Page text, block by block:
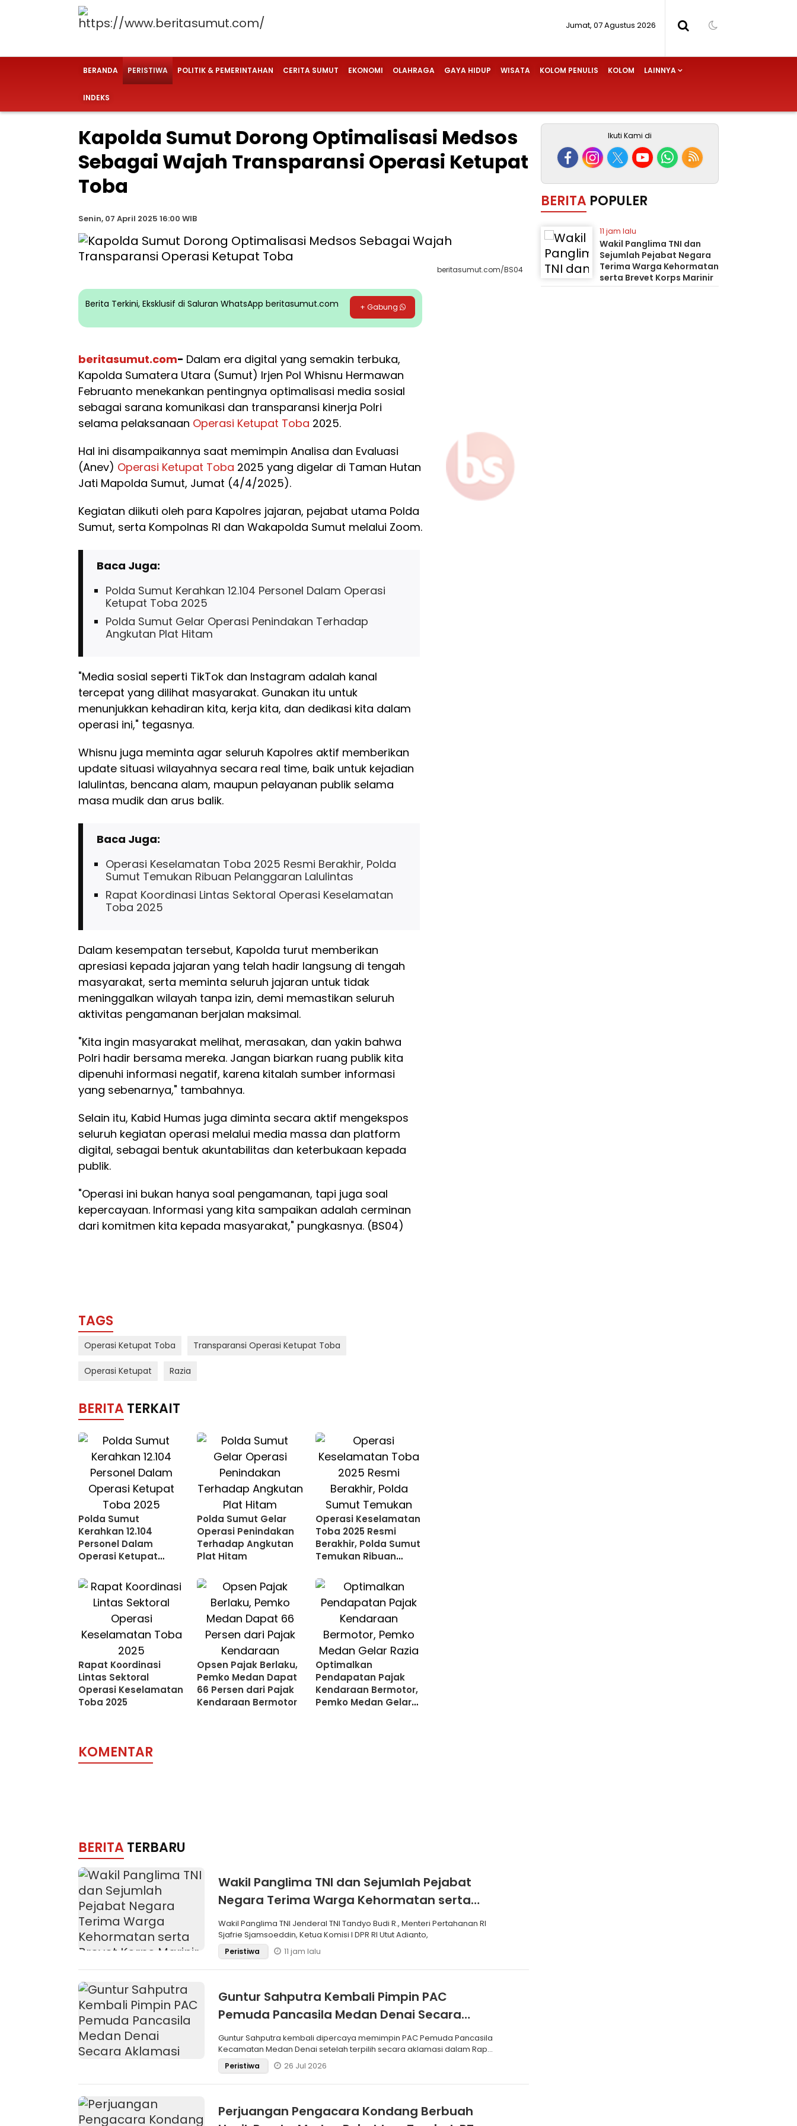
Jumat, 07 Agustus 2026
BERANDA PERISTIWA POLITIK & PEMERINTAHAN CERITA SUMUT EKONOMI OLAHRAGA GAYA HIDUP WISATA KOLOM PENULIS KOLOM LAINNYA
INDEKS
Kapolda Sumut Dorong Optimalisasi Medsos
Sebagai Wajah Transparansi Operasi Ketupat
Toba
Senin, 07 April 2025 16:00 WIB
beritasumut.com/BS04
Berita Terkini, Eksklusif di Saluran WhatsApp beritasumut.com + Gabung
beritasumut.com- Dalam era digital yang semakin terbuka,
Kapolda Sumatera Utara (Sumut) Irjen Pol Whisnu Hermawan
Februanto menekankan pentingnya optimalisasi media sosial
sebagai sarana komunikasi dan transparansi kinerja Polri
selama pelaksanaan Operasi Ketupat Toba 2025.
Hal ini disampaikannya saat memimpin Analisa dan Evaluasi
(Anev) Operasi Ketupat Toba 2025 yang digelar di Taman Hutan
Jati Mapolda Sumut, Jumat (4/4/2025).
Kegiatan diikuti oleh para Kapolres jajaran, pejabat utama Polda
Sumut, serta Kompolnas RI dan Wakapolda Sumut melalui Zoom.
Baca Juga:
Polda Sumut Kerahkan 12.104 Personel Dalam Operasi
Ketupat Toba 2025
Polda Sumut Gelar Operasi Penindakan Terhadap
Angkutan Plat Hitam
"Media sosial seperti TikTok dan Instagram adalah kanal
tercepat yang dilihat masyarakat. Gunakan itu untuk
menunjukkan kehadiran kita, kerja kita, dan dedikasi kita dalam
operasi ini," tegasnya.
Whisnu juga meminta agar seluruh Kapolres aktif memberikan
update situasi wilayahnya secara real time, baik untuk kejadian
lalulintas, bencana alam, maupun pelayanan publik selama
masa mudik dan arus balik.
Baca Juga:
Operasi Keselamatan Toba 2025 Resmi Berakhir, Polda
Sumut Temukan Ribuan Pelanggaran Lalulintas
Rapat Koordinasi Lintas Sektoral Operasi Keselamatan
Toba 2025
Dalam kesempatan tersebut, Kapolda turut memberikan
apresiasi kepada jajaran yang telah hadir langsung di tengah
masyarakat, serta meminta seluruh jajaran untuk tidak
meninggalkan wilayah tanpa izin, demi memastikan seluruh
aktivitas pengamanan berjalan maksimal.
"Kita ingin masyarakat melihat, merasakan, dan yakin bahwa
Polri hadir bersama mereka. Jangan biarkan ruang publik kita
dipenuhi informasi negatif, karena kitalah sumber informasi
yang sebenarnya," tambahnya.
Selain itu, Kabid Humas juga diminta secara aktif mengekspos
seluruh kegiatan operasi melalui media massa dan platform
digital, sebagai bentuk akuntabilitas dan keterbukaan kepada
publik.
"Operasi ini bukan hanya soal pengamanan, tapi juga soal
kepercayaan. Informasi yang kita sampaikan adalah cerminan
dari komitmen kita kepada masyarakat," pungkasnya. (BS04)
TAGS
Operasi Ketupat Toba Transparansi Operasi Ketupat Toba
Operasi Ketupat Razia
BERITA TERKAIT
Polda Sumut
Kerahkan 12.104
Personel Dalam
Operasi Ketupat
Polda Sumut Gelar
Operasi Penindakan
Terhadap Angkutan
Plat Hitam
Operasi Keselamatan
Toba 2025 Resmi
Berakhir, Polda Sumut
Temukan Ribuan
Lalulintas
Rapat Koordinasi
Lintas Sektoral
Operasi Keselamatan
Toba 2025
Opsen Pajak Berlaku,
Pemko Medan Dapat
66 Persen dari Pajak
Kendaraan Bermotor
Optimalkan
Pendapatan Pajak
Kendaraan Bermotor,
Pemko Medan Gelar
KOMENTAR
BERITA TERBARU
Wakil Panglima TNI dan Sejumlah Pejabat
Negara Terima Warga Kehormatan serta
Brevet Korps Marinir
Wakil Panglima TNI Jenderal TNI Tandyo Budi R., Menteri Pertahanan RI
Sjafrie Sjamsoeddin, Ketua Komisi I DPR RI Utut Adianto,
Peristiwa 11 jam lalu
Guntur Sahputra Kembali Pimpin PAC
Pemuda Pancasila Medan Denai Secara
Aklamasi
Guntur Sahputra kembali dipercaya memimpin PAC Pemuda Pancasila
Kecamatan Medan Denai setelah terpilih secara aklamasi dalam Rapat
Pemilihan
Peristiwa 26 Jul 2026
Perjuangan Pengacara Kondang Berbuah
Ikuti Kami di
BERITA POPULER
11 jam lalu
Wakil Panglima TNI dan
Sejumlah Pejabat Negara
Terima Warga Kehormatan
serta Brevet Korps Marinir